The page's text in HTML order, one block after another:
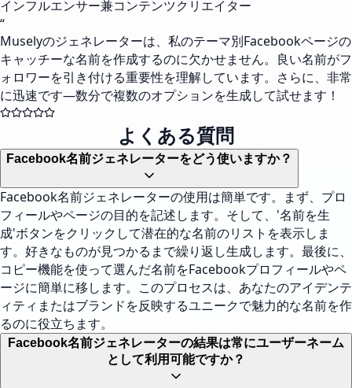
インフルエンサー兼コンテンツクリエイター
“
Muselyのジェネレーターは、私のテーマ別Facebookページの
キャッチーな名前を作成するのに欠かせません。良い名前がフ
ォロワーを引き付ける重要性を理解しています。さらに、非常
に迅速です—数分で複数のオプションを生成して試せます！
よくある質問
Facebook名前ジェネレーターをどう使いますか？
Facebook名前ジェネレーターの使用は簡単です。まず、プロ
フィールやページの目的を記述します。そして、'名前を生
成'ボタンをクリックして潜在的な名前のリストを表示しま
す。好きなものが見つかるまで繰り返し生成します。最後に、
コピー機能を使って選んだ名前をFacebookプロフィールやペ
ージに簡単に移します。このプロセスは、あなたのアイデンテ
ィティまたはブランドを反映するユニークで魅力的な名前を作
るのに役立ちます。
Facebook名前ジェネレーターの結果は常にユーザーネーム
として利用可能ですか？